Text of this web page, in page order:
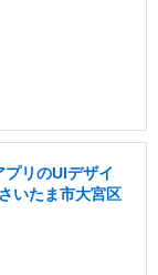
プリのUIデザイ
いたま市大宮区